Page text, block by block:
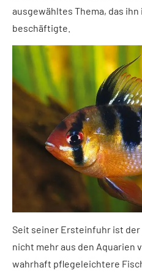
ausgewähltes Thema, das
beschäftigte.
Seit seiner Ersteinfuhr ist
nicht mehr aus den Aquarien
wahrhaft pflegeleichtere